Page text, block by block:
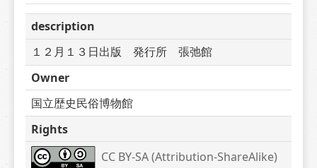
description
１２月１３日出版　発行所　張弛館
Owner
国立歴史民俗博物館
Rights
CC BY-SA (Attribution-ShareAlike)